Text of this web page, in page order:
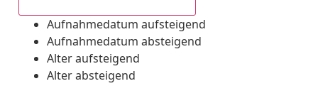
Aufnahmedatum aufsteigend
Aufnahmedatum absteigend
Alter aufsteigend
Alter absteigend